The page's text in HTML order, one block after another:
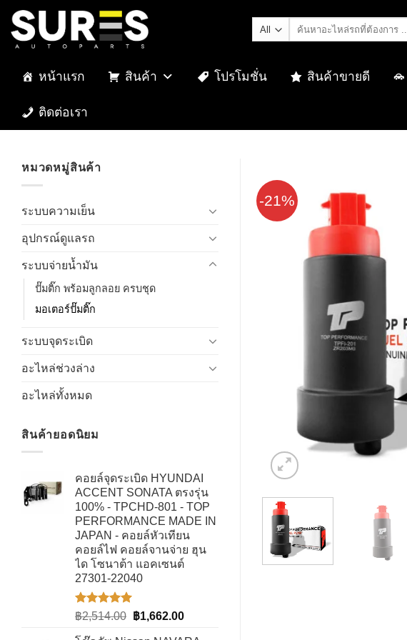
Skip
content
ค้นหา:
หน้าแรก สินค้า โปรโมชั่น สินค้าขายดี
ติดต่อเรา
หมวดหมู่สินค้า
ระบบความเย็น
อุปกรณ์ดูแลรถ
ระบบจ่ายน้ำมัน
ปั๊มติ๊ก พร้อมลูกลอย ครบชุด
มอเตอร์ปั๊มติ๊ก
ระบบจุดระเบิด
อะไหล่ช่วงล่าง
อะไหล่ทั้งหมด
สินค้ายอดนิยม
คอยล์จุดระเบิด HYUNDAI
ACCENT SONATA ตรงรุ่น
100% - TPCHD-801 - TOP
PERFORMANCE MADE IN
JAPAN - คอยล์หัวเทียน
คอยล์ไฟ คอยล์จานจ่าย ฮุน
ได โซนาต้า แอคเซนต์
27301-22040
ให้คะแนน
1-5
฿2,514.00 Original
฿1,662.00Current
-21%